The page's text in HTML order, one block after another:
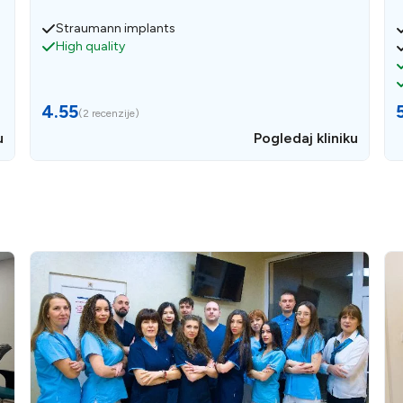
Straumann implants
High quality
4.55(2 recenzije)
Pogledaj kliniku